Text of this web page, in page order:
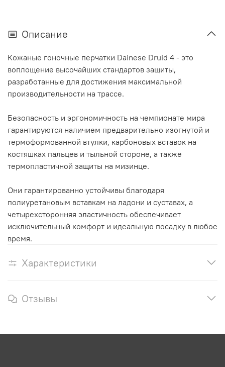
Описание
Кожаные гоночные перчатки Dainese Druid 4 - это
воплощение высочайших стандартов защиты,
разработанные для достижения максимальной
производительности на трассе.
Безопасность и эргономичность на чемпионате мира
гарантируются наличием предварительно изогнутой и
термоформованной втулки, карбоновых вставок на
костяшках пальцев и тыльной стороне, а также
термопластичной защиты на мизинце.
Они гарантированно устойчивы благодаря
полиуретановым вставкам на ладони и суставах, а
четырехсторонняя эластичность обеспечивает
исключительный комфорт и идеальную посадку в любое
время.
Характеристики
Отзывы